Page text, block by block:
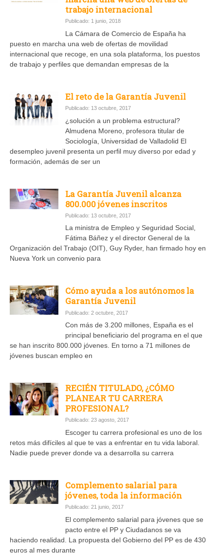
trabajo internacional
Publicado: 1 junio, 2018
La Cámara de Comercio de España ha
puesto en marcha una web de ofertas de movilidad
internacional que recoge, en una sola plataforma, los puestos
de trabajo y perfiles que demandan empresas de la
El reto de la Garantía Juvenil
Publicado: 13 octubre, 2017
¿solución a un problema estructural?
Almudena Moreno, profesora titular de
Sociología, Universidad de Valladolid El
desempleo juvenil presenta un perfil muy diverso por edad y
formación, además de ser un
La Garantía Juvenil alcanza
800.000 jóvenes inscritos
Publicado: 13 octubre, 2017
La ministra de Empleo y Seguridad Social,
Fátima Báñez y el director General de la
Organización del Trabajo (OIT), Guy Ryder, han firmado hoy en
Nueva York un convenio para
Cómo ayuda a los autónomos la
Garantía Juvenil
Publicado: 2 octubre, 2017
Con más de 3.200 millones, España es el
principal beneficiario del programa en el que
se han inscrito 800.000 jóvenes. En torno a 71 millones de
jóvenes buscan empleo en
RECIÉN TITULADO, ¿CÓMO
PLANEAR TU CARRERA
PROFESIONAL?
Publicado: 23 agosto, 2017
Escoger tu carrera profesional es uno de los
retos más difíciles al que te vas a enfrentar en tu vida laboral.
Nadie puede prever donde va a desarrolla su carrera
Complemento salarial para
jóvenes, toda la información
Publicado: 21 junio, 2017
El complemento salarial para jóvenes que se
pacto entre el PP y Ciudadanos se va
haciendo realidad. La propuesta del Gobierno del PP es de 430
euros al mes durante